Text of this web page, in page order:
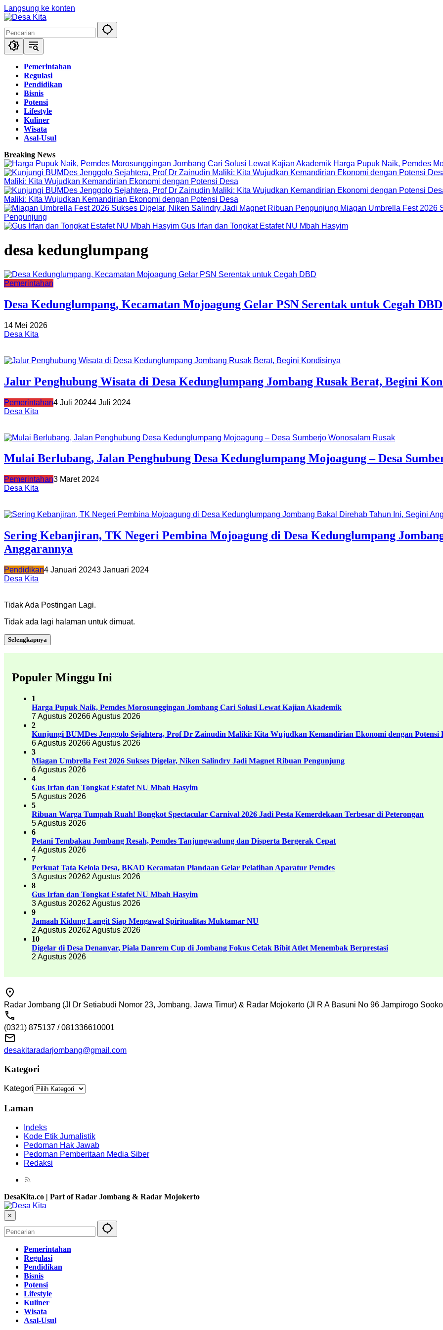
Langsung ke konten
Pemerintahan
Regulasi
Pendidikan
Bisnis
Potensi
Lifestyle
Kuliner
Wisata
Asal-Usul
Breaking News
Harga Pupuk Naik, Pemdes
Maliki: Kita Wujudkan Kemandirian Ekonomi dengan Potensi Desa
Maliki: Kita Wujudkan Kemandirian Ekonomi dengan Potensi Desa
Miagan Umbrella Fest 2026
Pengunjung
Gus Irfan dan Tongkat Estafet NU Mbah Hasyim
desa kedunglumpang
Pemerintahan
Desa Kedunglumpang, Kecamatan Mojoagung Gelar PSN Serentak untuk Cegah DBD
14 Mei 2026
Desa Kita
Jalur Penghubung Wisata di Desa Kedunglumpang Jombang Rusak Berat, Begini
Pemerintahan4 Juli 20244 Juli 2024
Desa Kita
Mulai Berlubang, Jalan Penghubung Desa Kedunglumpang Mojoagung – Desa
Pemerintahan3 Maret 2024
Desa Kita
Sering Kebanjiran, TK Negeri Pembina Mojoagung di Desa Kedunglumpang
Anggarannya
Pendidikan4 Januari 20243 Januari 2024
Desa Kita
Tidak Ada Postingan Lagi.
Tidak ada lagi halaman untuk dimuat.
Selengkapnya
Populer Minggu Ini
1
Harga Pupuk Naik, Pemdes Morosunggingan Jombang Cari Solusi Lewat Kajian Akademik
7 Agustus 20266 Agustus 2026
2
Kunjungi BUMDes Jenggolo Sejahtera, Prof Dr Zainudin Maliki: Kita Wujudkan Kemandirian Ekonomi dengan Potensi
6 Agustus 20266 Agustus 2026
3
Miagan Umbrella Fest 2026 Sukses Digelar, Niken Salindry Jadi Magnet Ribuan Pengunjung
6 Agustus 2026
4
Gus Irfan dan Tongkat Estafet NU Mbah Hasyim
5 Agustus 2026
5
Ribuan Warga Tumpah Ruah! Bongkot Spectacular Carnival 2026 Jadi Pesta Kemerdekaan Terbesar di Peterongan
5 Agustus 2026
6
Petani Tembakau Jombang Resah, Pemdes Tanjungwadung dan Disperta Bergerak Cepat
4 Agustus 2026
7
Perkuat Tata Kelola Desa, BKAD Kecamatan Plandaan Gelar Pelatihan Aparatur Pemdes
3 Agustus 20262 Agustus 2026
8
Gus Irfan dan Tongkat Estafet NU Mbah Hasyim
3 Agustus 20262 Agustus 2026
9
Jamaah Kidung Langit Siap Mengawal Spiritualitas Muktamar NU
2 Agustus 20262 Agustus 2026
10
Digelar di Desa Denanyar, Piala Danrem Cup di Jombang Fokus Cetak Bibit Atlet Menembak Berprestasi
2 Agustus 2026
Radar Jombang (Jl Dr Setiabudi Nomor 23, Jombang, Jawa Timur) & Radar Mojokerto (Jl R A Basuni No 96 Jampirogo
(0321) 875137 / 081336610001
desakitaradarjombang@gmail.com
Kategori
Kategori
Laman
Indeks
Kode Etik Jurnalistik
Pedoman Hak Jawab
Pedoman Pemberitaan Media Siber
Redaksi
DesaKita.co | Part of Radar Jombang & Radar Mojokerto
×
Pemerintahan
Regulasi
Pendidikan
Bisnis
Potensi
Lifestyle
Kuliner
Wisata
Asal-Usul